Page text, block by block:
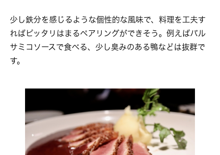
少し鉄分を感じるような個性的な風味で、料理を工夫す
ればピッタリはまるペアリングができそう。例えばバル
サミコソースで食べる、少し臭みのある鴨などは抜群で
す。